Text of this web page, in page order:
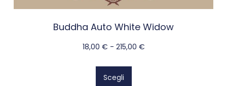
Buddha Auto White Widow
18,00 € - 215,00 €
Scegli